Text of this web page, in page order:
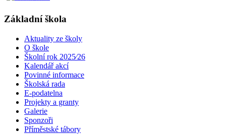
Základní škola
Aktuality ze školy
O škole
Školní rok 2025⁄26
Kalendář akcí
Povinné informace
Školská rada
E-podatelna
Projekty a granty
Galerie
Sponzoři
Příměstské tábory